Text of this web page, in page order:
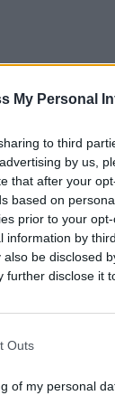
My Personal
to third
by us,
that after your
based on
prior to your
by
be disclosed
further disclose it
Outs
of my personal